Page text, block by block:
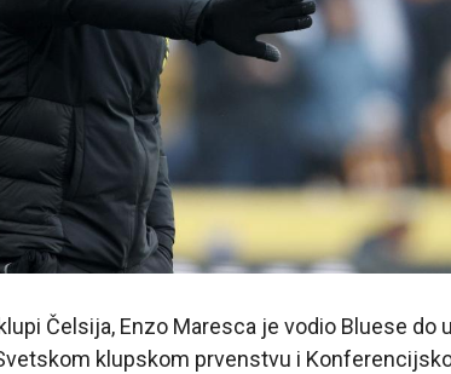
Čelsija, Enzo Maresca je vodio Bluese do
klupskom prvenstvu i